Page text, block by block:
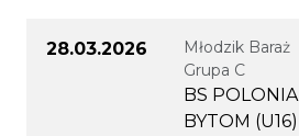
28.03.2026
Młodzik Baraż
Grupa C
BS POLONIA
BYTOM (U16)